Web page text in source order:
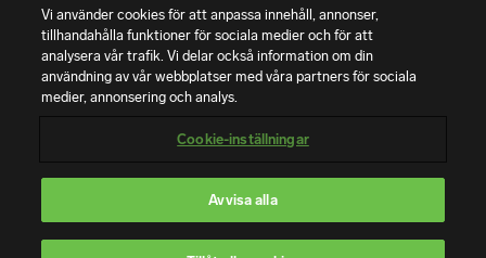
Copyright © Installatörsföretagen. Alla rättigheter förbehålls.
Integritetspolicy | Användning av cookies | Bli medlem
En del av
Vi använder cookies för att anpassa innehåll, annonser,
tillhandahålla funktioner för sociala medier och för att
analysera vår trafik. Vi delar också information om din
användning av vår webbplatser med våra partners för sociala
medier, annonsering och analys.
Cookie-inställningar
Avvisa alla